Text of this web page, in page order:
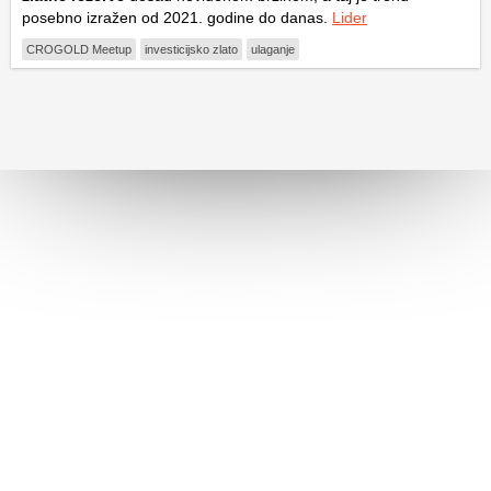
posebno izražen od 2021. godine do danas. Lider
CROGOLD Meetup investicijsko zlato ulaganje